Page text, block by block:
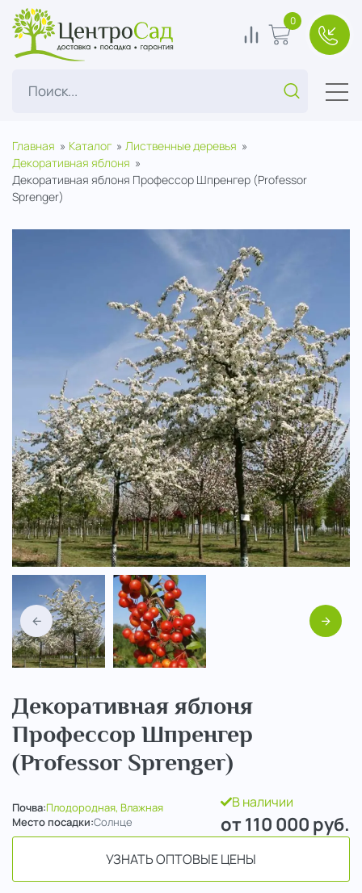
ЦентроСад
Поиск...
0 В корзину
0
Главная Каталог
Лиственные деревья
Декоративная яблоня
Декоративная яблоня Профессор Шпренгер (Professor
Sprenger)
Назад Вперед
Декоративная яблоня
Профессор Шпренгер
(Professor Sprenger)
Почва:Плодородная, Влажная
Место посадки:Солнце
В наличии
от 110 000 руб.
УЗНАТЬ ОПТОВЫЕ ЦЕНЫ